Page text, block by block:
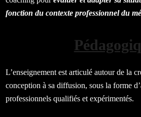
fonction du contexte professionnel du
L’enseignement est articulé autour de la
conception à sa diffusion, sous la forme
professionnels qualifiés et expérimentés.